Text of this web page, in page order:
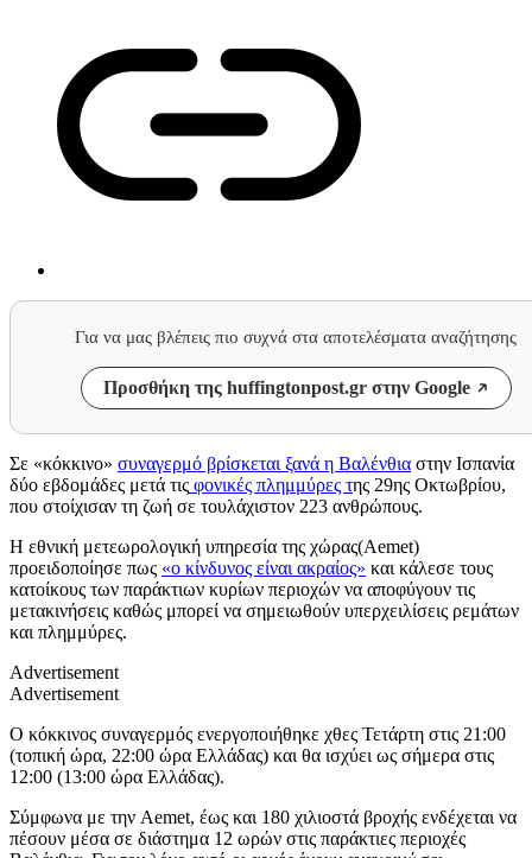
Για να μας βλέπεις πιο συχνά στα αποτελέσματα αναζήτησης
Προσθήκη της huffingtonpost.gr στην Google
Σε «κόκκινο» συναγερμό βρίσκεται ξανά η Βαλένθια στην Ισπανία
δύο εβδομάδες μετά τις φονικές πλημμύρες της 29ης Οκτωβρίου,
που στοίχισαν τη ζωή σε τουλάχιστον 223 ανθρώπους.
Η εθνική μετεωρολογική υπηρεσία της χώρας(Αemet)
προειδοποίησε πως «ο κίνδυνος είναι ακραίος» και κάλεσε τους
κατοίκους των παράκτιων κυρίων περιοχών να αποφύγουν τις
μετακινήσεις καθώς μπορεί να σημειωθούν υπερχειλίσεις ρεμάτων
και πλημμύρες.
Advertisement
Advertisement
Ο κόκκινος συναγερμός ενεργοποιήθηκε χθες Τετάρτη στις 21:00
(τοπική ώρα, 22:00 ώρα Ελλάδας) και θα ισχύει ως σήμερα στις
12:00 (13:00 ώρα Ελλάδας).
Σύμφωνα με την Aemet, έως και 180 χιλιοστά βροχής ενδέχεται να
πέσουν μέσα σε διάστημα 12 ωρών στις παράκτιες περιοχές